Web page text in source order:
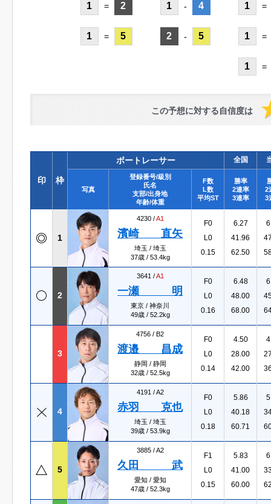
1 = 2
1 = 5
1 - 4
2 - 5
1 =
1 =
1 =
この予想に対する自信度は
印 枠
ボートレーサー 全国
写真
登録番号/級別
氏名
支部/出身地
年齢/体重
F数
L数
平均ST
勝率
2連率
3連率
2
3
1
4230 /A1
濱崎 直矢
埼玉 / 埼玉
37歳 / 53.4kg
F0
L0
0.15
6.27
41.96
62.50
2
3641 /A1
一瀬 明
東京 / 神奈川
49歳 / 52.2kg
F0
L0
0.16
6.48
48.00
68.00
3
4756 / B2
渡邉 昌成
静岡 / 静岡
32歳 / 52.5kg
F0
L0
0.14
4.50
28.00
42.00
4
4191 /A2
赤羽 克也
埼玉 / 埼玉
39歳 / 53.9kg
F0
L0
0.18
5.86
40.18
60.71
5
3885 /A2
久田 武
愛知 / 愛知
47歳 / 52.3kg
F1
L0
0.15
5.83
41.00
60.00